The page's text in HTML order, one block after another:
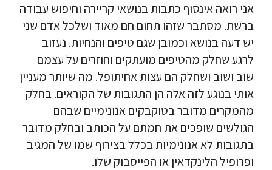
אני רואה אינסוף כתבות בנושאי קריירה וחיפוש עבודה
ברשת. מסתבר שזהו תחום חם מאוד ושלכל אדם שני
יש דעה בנושא וכמובן שגם טיפים והנחיות. נעזוב
לרגע שחלק מהטיפים מועתקים וחוזרים על עצמם
שוב ושוב ושחלק הם עצות אחיתופל. מה שיותר מעניין
אותי בנוגע לזה אלה הן התגובות של הקוראים. בחלק
מהמקרים מדובר בטוקבקים אנונימיים שבהם
הגולשים שופכים את חמתם על הכותב ובחלק מדובר
בתגובות לא אנונימיות בכלל בצירוף שמו של המגיב
ופרופיל הלינקדאין או הפייסבוק שלו.